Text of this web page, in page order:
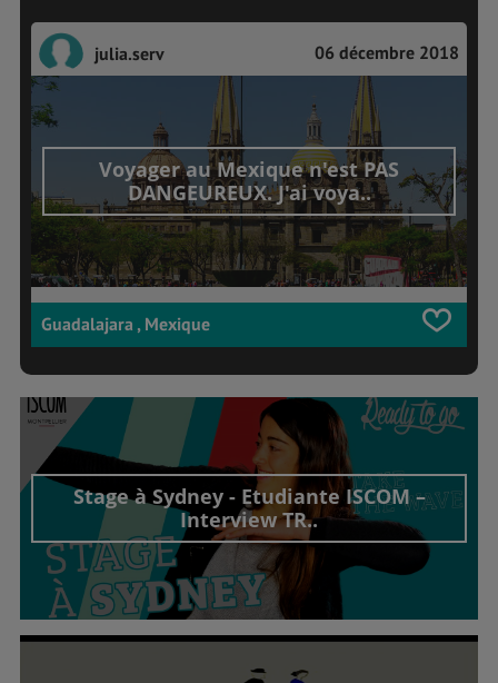
julia.serv 06 décembre 2018
Voyager au Mexique n'est PAS
DANGEUREUX. J'ai voya..
Guadalajara , Mexique
Stage à Sydney - Etudiante ISCOM –
Interview TR..
Découvrir cet interview